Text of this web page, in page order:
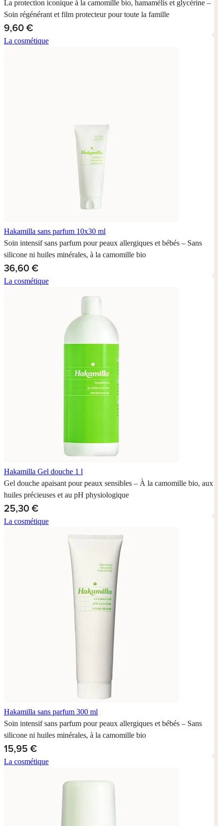
La protection iconique à la camomille bio, hamamélis et glycérine –
Soin régénérant et film protecteur pour toute la famille
9,60 €
La cosmétique
Hakamilla sans parfum 10x30 ml
Soin intensif sans parfum pour peaux allergiques et bébés – Sans
silicone ni huiles minérales, à la camomille bio
36,60 €
La cosmétique
Hakamilla Gel douche 1 l
Gel douche apaisant pour peaux sensibles – À la camomille bio, aux
huiles précieuses et au pH physiologique
25,30 €
La cosmétique
Hakamilla sans parfum 300 ml
Soin intensif sans parfum pour peaux allergiques et bébés – Sans
silicone ni huiles minérales, à la camomille bio
15,95 €
La cosmétique